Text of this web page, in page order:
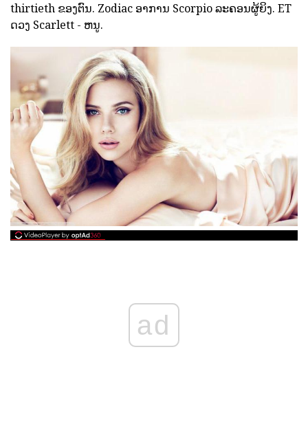
thirtieth ຂອງຕົນ. Zodiac ອາການ Scorpio ລະຄອນຜູ້ຍິງ. ET
ດວງ Scarlett - ຫນູ.
ad